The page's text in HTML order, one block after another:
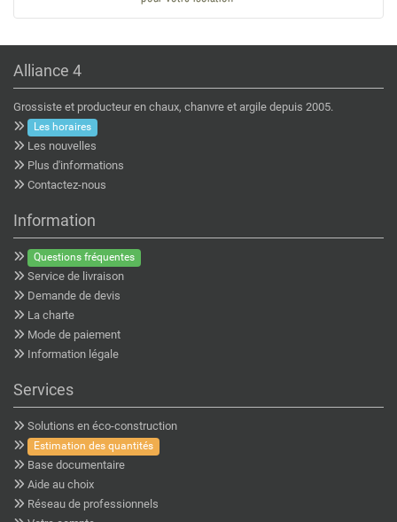
Alliance 4
Grossiste et producteur en chaux, chanvre et argile depuis 2005.
Les horaires
Les nouvelles
Plus d'informations
Contactez-nous
Information
Questions fréquentes
Service de livraison
Demande de devis
La charte
Mode de paiement
Information légale
Services
Solutions en éco-construction
Estimation des quantités
Base documentaire
Aide au choix
Réseau de professionnels